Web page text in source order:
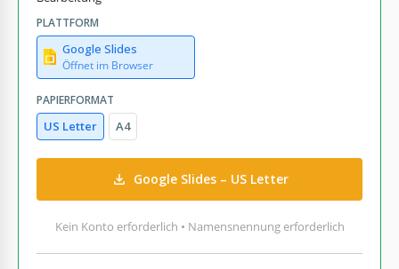
PLATTFORM
Google Slides
Öffnet im Browser
PAPIERFORMAT
US Letter A4
Google Slides – US Letter
Kein Konto erforderlich • Namensnennung erforderlich